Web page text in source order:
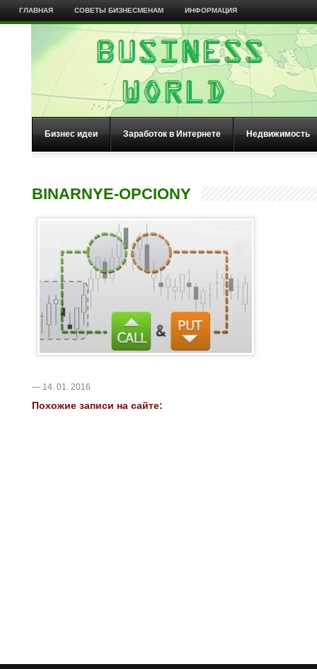
ГЛАВНАЯ СОВЕТЫ БИЗНЕСМЕНАМ ИНФОРМАЦИЯ
Бизнес идеи Заработок в Интернете Недвижимость
BINARNYE-OPCIONY
— 14. 01. 2016
Похожие записи на сайте: